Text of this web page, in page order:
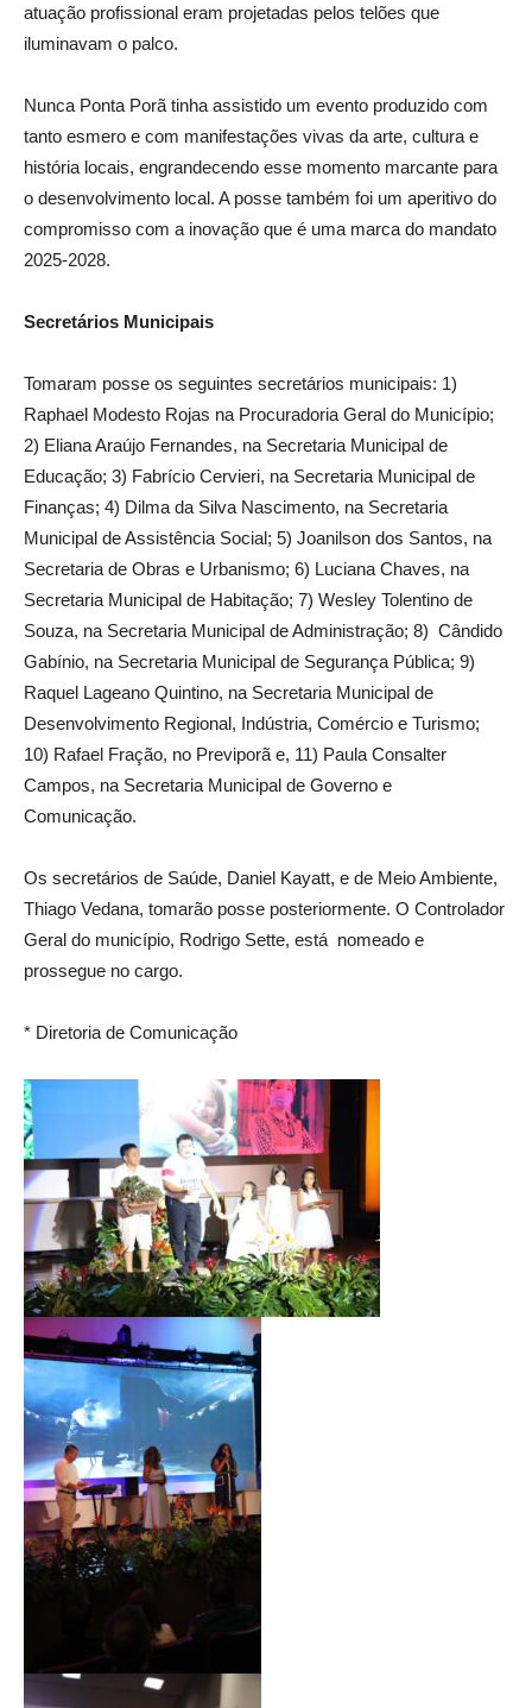
atuação profissional eram projetadas pelos telões que
iluminavam o palco.
Nunca Ponta Porã tinha assistido um evento produzido com
tanto esmero e com manifestações vivas da arte, cultura e
história locais, engrandecendo esse momento marcante para
o desenvolvimento local. A posse também foi um aperitivo do
compromisso com a inovação que é uma marca do mandato
2025-2028.
Secretários Municipais
Tomaram posse os seguintes secretários municipais: 1)
Raphael Modesto Rojas na Procuradoria Geral do Município;
2) Eliana Araújo Fernandes, na Secretaria Municipal de
Educação; 3) Fabrício Cervieri, na Secretaria Municipal de
Finanças; 4) Dilma da Silva Nascimento, na Secretaria
Municipal de Assistência Social; 5) Joanilson dos Santos, na
Secretaria de Obras e Urbanismo; 6) Luciana Chaves, na
Secretaria Municipal de Habitação; 7) Wesley Tolentino de
Souza, na Secretaria Municipal de Administração; 8) Cândido
Gabínio, na Secretaria Municipal de Segurança Pública; 9)
Raquel Lageano Quintino, na Secretaria Municipal de
Desenvolvimento Regional, Indústria, Comércio e Turismo;
10) Rafael Fração, no Previporã e, 11) Paula Consalter
Campos, na Secretaria Municipal de Governo e
Comunicação.
Os secretários de Saúde, Daniel Kayatt, e de Meio Ambiente,
Thiago Vedana, tomarão posse posteriormente. O Controlador
Geral do município, Rodrigo Sette, está nomeado e
prossegue no cargo.
* Diretoria de Comunicação